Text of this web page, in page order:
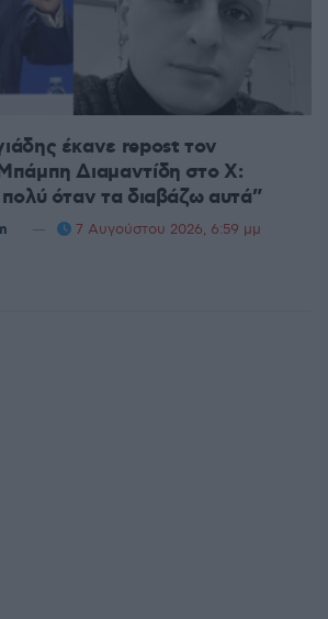
έκανε repost τον
Διαμαντίδη στο X:
όταν τα διαβάζω αυτά”
7 Αυγούστου 2026, 6:59 μμ